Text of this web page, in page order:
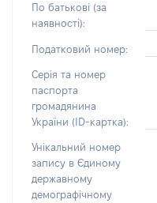
По батькові (за
наявності):
Податковий номер:
Серія та номер
паспорта
громадянина
України (ID-картка):
Унікальний номер
запису в Єдиному
державному
демографічному